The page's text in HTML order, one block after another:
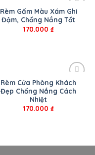
Rèm Gấm Màu Xám Ghi
Đậm, Chống Nắng Tốt
170.000 ₫
Rèm Cửa Phòng Khách
Đẹp Chống Nắng Cách
Nhiệt
170.000 ₫